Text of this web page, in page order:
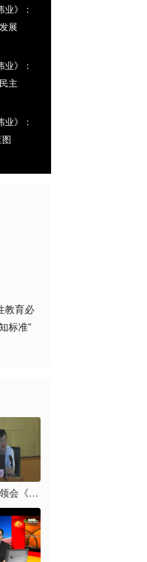
业》：
展
业》：
主
业》：
教育必
标准”
深入学习领会《习近平...